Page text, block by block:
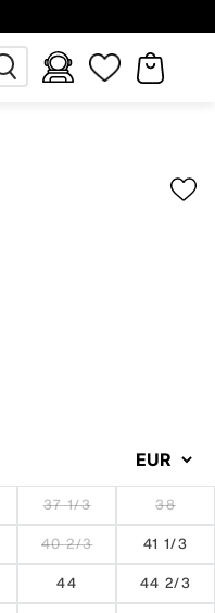
37 1/3 38
40 2/3 41 1/3
44 44 2/3